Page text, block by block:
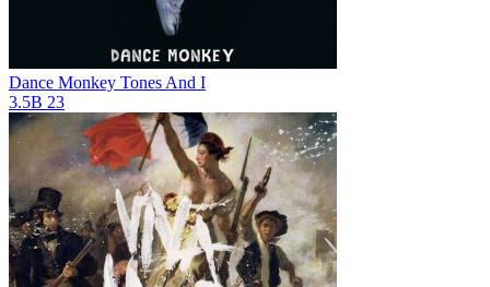
Dance Monkey Tones And I
3.5B 23